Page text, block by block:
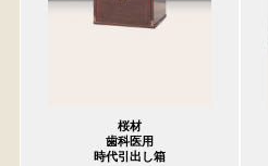
桜材
歯科医用
時代引出し箱